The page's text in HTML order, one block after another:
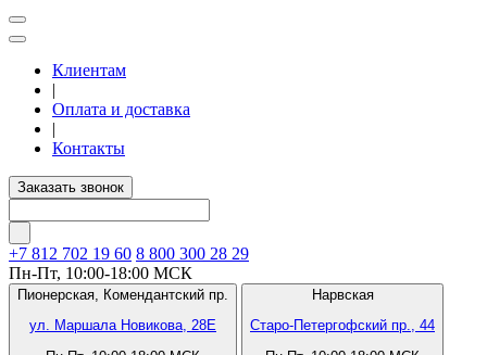
Клиентам
|
Оплата и доставка
|
Контакты
Заказать звонок
+7 812 702 19 60 8 800 300 28 29
Пн-Пт, 10:00-18:00 МСК
Пионерская, Комендантский пр.
ул. Маршала Новикова, 28Е
Нарвская
Старо-Петергофский пр., 44